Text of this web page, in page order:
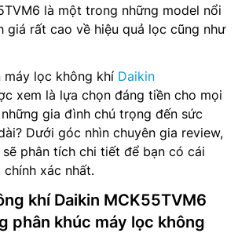
là một trong những model nổi
giá rất cao về hiệu quả lọc cũng như
máy lọc không khí Daikin
xem là lựa chọn đáng tiền cho mọi
gia đình chú trọng đến sức
Dưới góc nhìn chuyên gia review,
phân tích chi tiết để bạn có cái
chính xác nhất.
khí Daikin MCK55TVM6
phân khúc máy lọc không